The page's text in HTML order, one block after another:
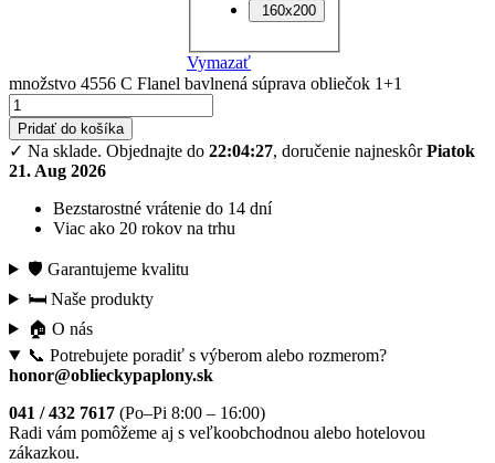
160x200
Vymazať
množstvo 4556 C Flanel bavlnená súprava obliečok 1+1
Pridať do košíka
✓ Na sklade. Objednajte do 22:04:26, doručenie najneskôrPiatok
21. Aug 2026
Bezstarostné vrátenie do 14 dní
Viac ako 20 rokov na trhu
🛡️ Garantujeme kvalitu
🛏️ Naše produkty
🏠 O nás
📞 Potrebujete poradiť s výberom alebo rozmerom?
honor@oblieckypaplony.sk
041 / 432 7617 (Po–Pi 8:00 – 16:00)
Radi vám pomôžeme aj s veľkoobchodnou alebo hotelovou
zákazkou.